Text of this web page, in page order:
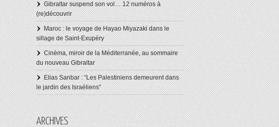
Gibraltar suspend son vol… 12 numéros à
(re)découvrir
Maroc : le voyage de Hayao Miyazaki dans le
sillage de Saint-Exupéry
Cinéma, miroir de la Méditerranée, au sommaire
du nouveau Gibraltar
Elias Sanbar : “Les Palestiniens demeurent dans
le jardin des Israéliens”
ARCHIVES